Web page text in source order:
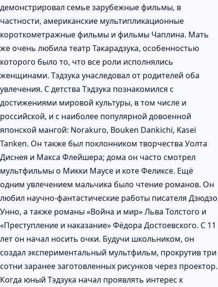
демонстрировал семье зарубежные фильмы, в
частности, американские мультипликационные
короткометражные фильмы и фильмы Чаплина. Мать
же очень любила театр Такарадзука, особенностью
которого было то, что все роли исполнялись
женщинами. Тэдзука унаследовал от родителей оба
увлечения. С детства Тэдзука познакомился с
достижениями мировой культуры, в том числе и
российской, и с наиболее популярной довоенной
японской мангой: Norakuro, Bouken Dankichi, Kasei
Tanken. Он также был поклонником творчества Уолта
Диснея и Макса Флейшера; дома он часто смотрел
мультфильмы о Микки Маусе и коте Феликсе. Ещё
одним увлечением мальчика было чтение романов. Он
любил научно-фантастические работы писателя Дзюдзо
Унно, а также романы «Война и мир» Льва Толстого и
«Преступление и наказание» Фёдора Достоевского. С 11
лет он начал носить очки. Будучи школьником, он
создал экспериментальный мультфильм, прокрутив три
сотни заранее заготовленных рисунков через проектор.
Когда юный Тэдзука начал проявлять интерес к